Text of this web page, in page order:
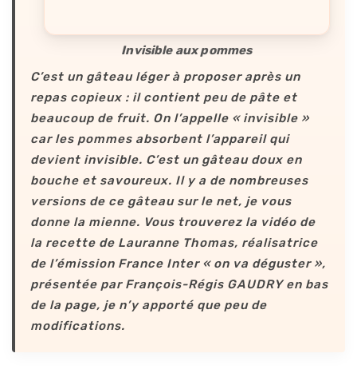
Invisible aux pommes
C’est un gâteau léger à proposer après un
repas copieux : il contient peu de pâte et
beaucoup de fruit. On l’appelle « invisible »
car les pommes absorbent l’appareil qui
devient invisible. C’est un gâteau doux en
bouche et savoureux. Il y a de nombreuses
versions de ce gâteau sur le net, je vous
donne la mienne. Vous trouverez la vidéo de
la recette de Lauranne Thomas, réalisatrice
de l’émission France Inter « on va déguster »,
présentée par François-Régis GAUDRY en bas
de la page, je n’y apporté que peu de
modifications.